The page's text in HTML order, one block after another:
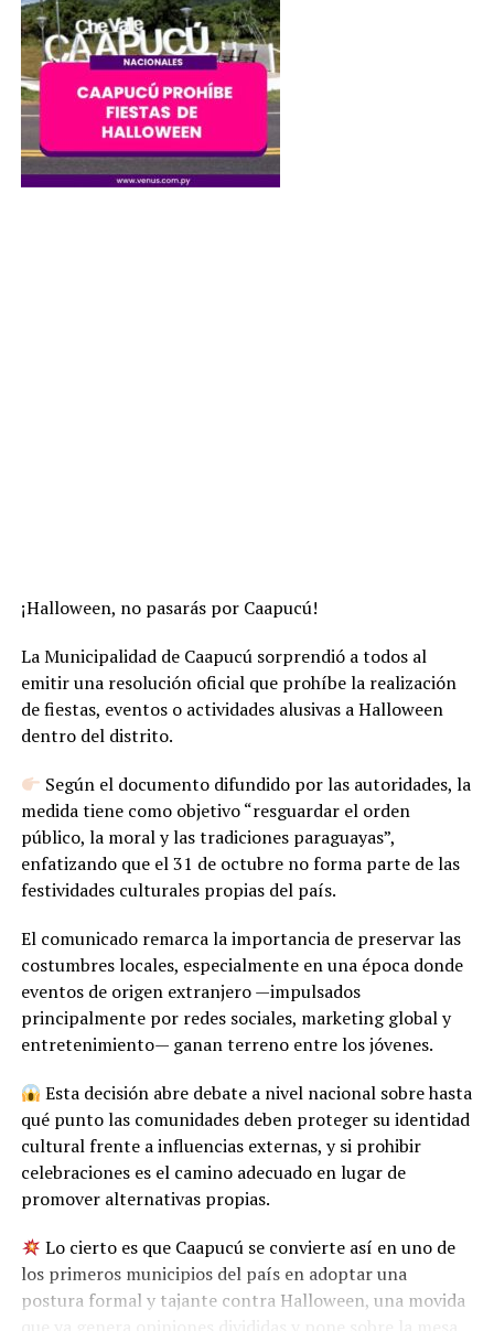
¡Halloween, no pasarás por Caapucú!
La Municipalidad de Caapucú sorprendió a todos al
emitir una resolución oficial que prohíbe la realización
de fiestas, eventos o actividades alusivas a Halloween
dentro del distrito.
Según el documento difundido por las autoridades, la
medida tiene como objetivo “resguardar el orden
público, la moral y las tradiciones paraguayas”,
enfatizando que el 31 de octubre no forma parte de las
festividades culturales propias del país.
El comunicado remarca la importancia de preservar las
costumbres locales, especialmente en una época donde
eventos de origen extranjero —impulsados
principalmente por redes sociales, marketing global y
entretenimiento— ganan terreno entre los jóvenes.
Esta decisión abre debate a nivel nacional sobre hasta
qué punto las comunidades deben proteger su identidad
cultural frente a influencias externas, y si prohibir
celebraciones es el camino adecuado en lugar de
promover alternativas propias.
Lo cierto es que Caapucú se convierte así en uno de
los primeros municipios del país en adoptar una
postura formal y tajante contra Halloween, una movida